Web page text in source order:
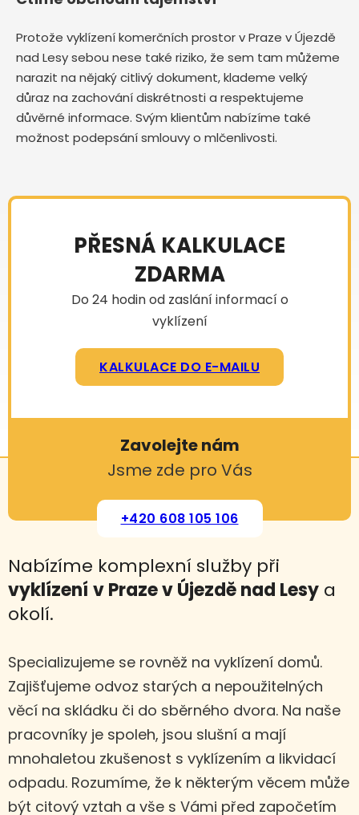
Protože vyklízení komerčních prostor v Praze v Újezdě
nad Lesy sebou nese také riziko, že sem tam můžeme
narazit na nějaký citlivý dokument, klademe velký
důraz na zachování diskrétnosti a respektujeme
důvěrné informace. Svým klientům nabízíme také
možnost podepsání smlouvy o mlčenlivosti.
PŘESNÁ KALKULACE
ZDARMA
Do 24 hodin od zaslání informací o
vyklízení
KALKULACE DO E-MAILU
Zavolejte nám
Jsme zde pro Vás
+420 608 105 106
Nabízíme komplexní služby při
vyklízení v Praze v Újezdě nad Lesy a
okolí.
Specializujeme se rovněž na vyklízení domů.
Zajišťujeme odvoz starých a nepoužitelných
věcí na skládku či do sběrného dvora. Na naše
pracovníky je spoleh, jsou slušní a mají
mnohaletou zkušenost s vyklízením a likvidací
odpadu. Rozumíme, že k některým věcem může
být citový vztah a vše s Vámi před započetím